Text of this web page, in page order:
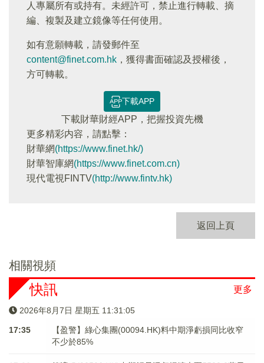
人專屬所有或持有。未經許可，禁止進行轉載、摘
編、複製及建立鏡像等任何使用。
如有意願轉載，請發郵件至
content@finet.com.hk ，獲得書面確認及授權後，
方可轉載。
下載APP
下載財華財經APP，把握投資先機
更多精彩内容，請點擊：
財華網(https://www.finet.hk/)
財華智庫網(https://www.finet.com.cn)
現代電視FINTV(http://www.fintv.hk)
返回上頁
相關視頻
更多
快訊
2026年8月7日 星期五 11:31:05
17:35
【盈警】綠心集團(00094.HK)料中期淨虧損同比收窄
不少於85%